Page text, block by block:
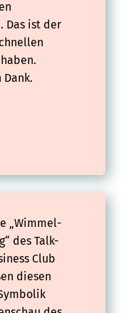
Das ist der
„Wimmel-
des Talk-
Club
diesen